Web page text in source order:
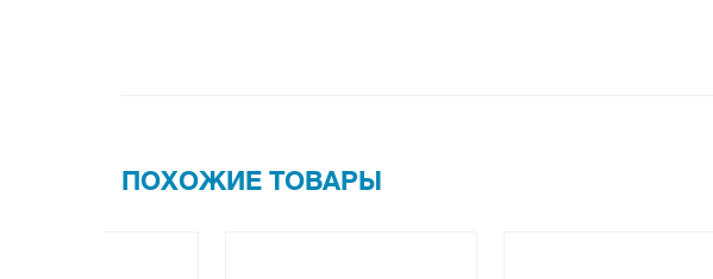
ПОХОЖИЕ ТОВАРЫ